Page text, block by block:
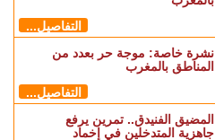
منحنى الإصابات يواصل الارتفاع
بجهة طنجة.. التوزيع الجغرافي
لكورونا بالمغرب
عاجل| استقرار في الوفيات وارتفاع
في الإصابات.. الوضع الوبائي
لكورونا بالمغرب